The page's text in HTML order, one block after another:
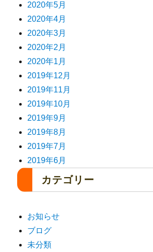
2020年5月
2020年4月
2020年3月
2020年2月
2020年1月
2019年12月
2019年11月
2019年10月
2019年9月
2019年8月
2019年7月
2019年6月
カテゴリー
お知らせ
ブログ
未分類